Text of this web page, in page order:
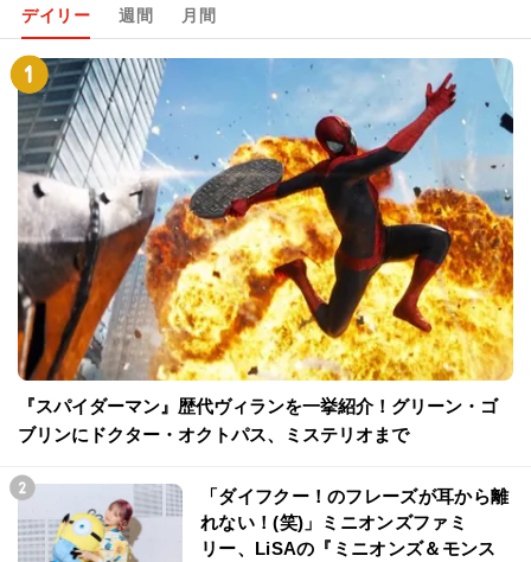
デイリー 週間 月間
『スパイダーマン』歴代ヴィランを一挙紹介！グリーン・ゴ
ブリンにドクター・オクトパス、ミステリオまで
「ダイフクー！のフレーズが耳から離
れない！(笑)」ミニオンズファミ
リー、LiSAの『ミニオンズ＆モンス